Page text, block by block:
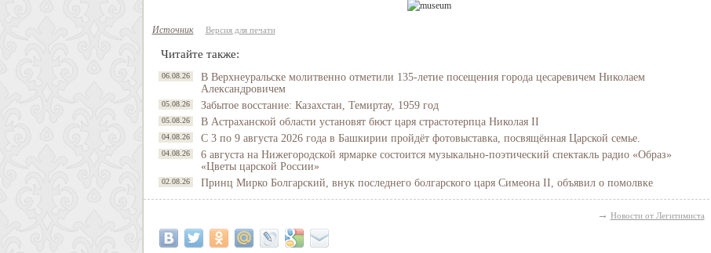
Источник Версия для печати
Читайте также:
06.08.26
В Верхнеуральске молитвенно отметили 135-летие посещения города цесаревичем Николаем
Александровичем
05.08.26 Забытое восстание: Казахстан, Темиртау, 1959 год
05.08.26 В Астраханской области установят бюст царя страстотерпца Николая II
04.08.26 С 3 по 9 августа 2026 года в Башкирии пройдёт фотовыставка, посвящённая Царской семье.
04.08.26
6 августа на Нижегородской ярмарке состоится музыкально-поэтический спектакль радио «Образ»
«Цветы царской России»
02.08.26 Принц Мирко Болгарский, внук последнего болгарского царя Симеона II, объявил о помолвке
→ Новости от Легитимиста